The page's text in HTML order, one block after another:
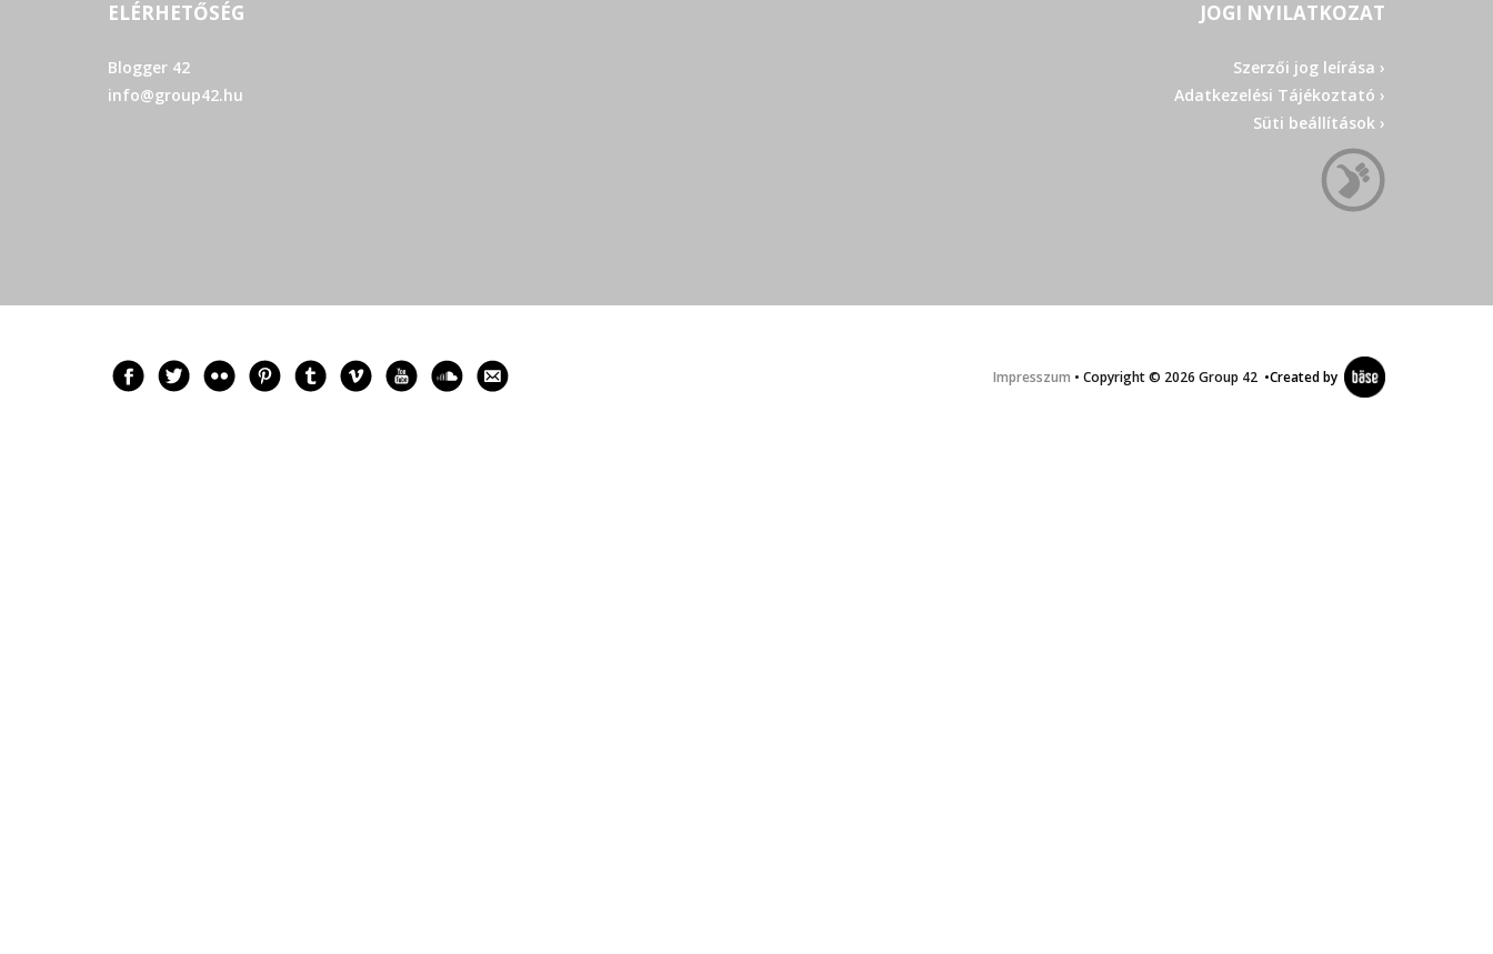
ELÉRHETŐSÉG
Blogger 42
info@group42.hu
JOGI NYILATKOZAT
Szerzői jog leírása ›
Adatkezelési Tájékoztató ›
Süti beállítások ›
Impresszum • Copyright © 2026 Group 42 •Created by